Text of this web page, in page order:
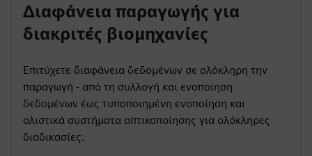
Διαφάνεια παραγωγής για
διακριτές βιομηχανίες
Επιτύχετε διαφάνεια δεδομένων σε ολόκληρη την
παραγωγή - από τη συλλογή και ενοποίηση
δεδομένων έως τυποποιημένη ενοποίηση και
ολιστικά συστήματα οπτικοποίησης για ολόκληρες
διαδικασίες.